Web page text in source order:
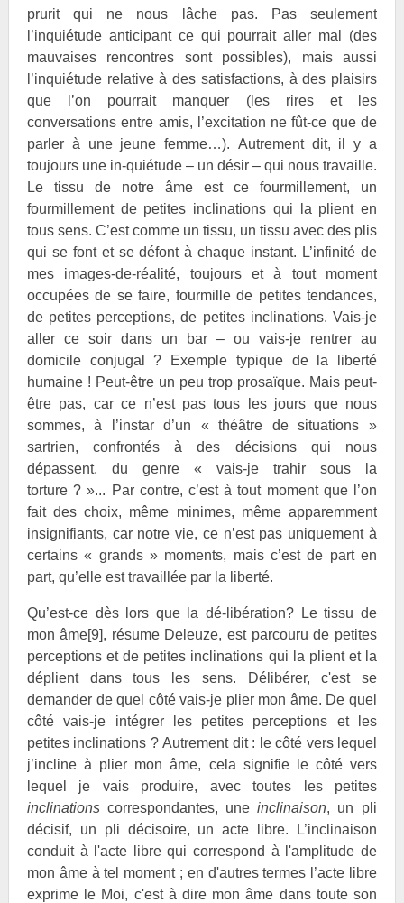
prurit qui ne nous lâche pas. Pas seulement
l’inquiétude anticipant ce qui pourrait aller mal (des
mauvaises rencontres sont possibles), mais aussi
l’inquiétude relative à des satisfactions, à des plaisirs
que l’on pourrait manquer (les rires et les
conversations entre amis, l’excitation ne fût-ce que de
parler à une jeune femme…). Autrement dit, il y a
toujours une in-quiétude – un désir – qui nous travaille.
Le tissu de notre âme est ce fourmillement, un
fourmillement de petites inclinations qui la plient en
tous sens. C’est comme un tissu, un tissu avec des plis
qui se font et se défont à chaque instant. L’infinité de
mes images-de-réalité, toujours et à tout moment
occupées de se faire, fourmille de petites tendances,
de petites perceptions, de petites inclinations. Vais-je
aller ce soir dans un bar – ou vais-je rentrer au
domicile conjugal ? Exemple typique de la liberté
humaine ! Peut-être un peu trop prosaïque. Mais peut-
être pas, car ce n’est pas tous les jours que nous
sommes, à l’instar d’un « théâtre de situations »
sartrien, confrontés à des décisions qui nous
dépassent, du genre « vais-je trahir sous la
torture ? »... Par contre, c’est à tout moment que l’on
fait des choix, même minimes, même apparemment
insignifiants, car notre vie, ce n’est pas uniquement à
certains « grands » moments, mais c’est de part en
part, qu’elle est travaillée par la liberté.
Qu’est-ce dès lors que la dé-libération? Le tissu de
mon âme[9], résume Deleuze, est parcouru de petites
perceptions et de petites inclinations qui la plient et la
déplient dans tous les sens. Délibérer, c'est se
demander de quel côté vais-je plier mon âme. De quel
côté vais-je intégrer les petites perceptions et les
petites inclinations ? Autrement dit : le côté vers lequel
j’incline à plier mon âme, cela signifie le côté vers
lequel je vais produire, avec toutes les petites
inclinationscorrespondantes, une inclinaison, un pli
décisif, un pli décisoire, un acte libre. L’inclinaison
conduit à l'acte libre qui correspond à l'amplitude de
mon âme à tel moment ; en d'autres termes l’acte libre
exprime le Moi, c'est à dire mon âme dans toute son